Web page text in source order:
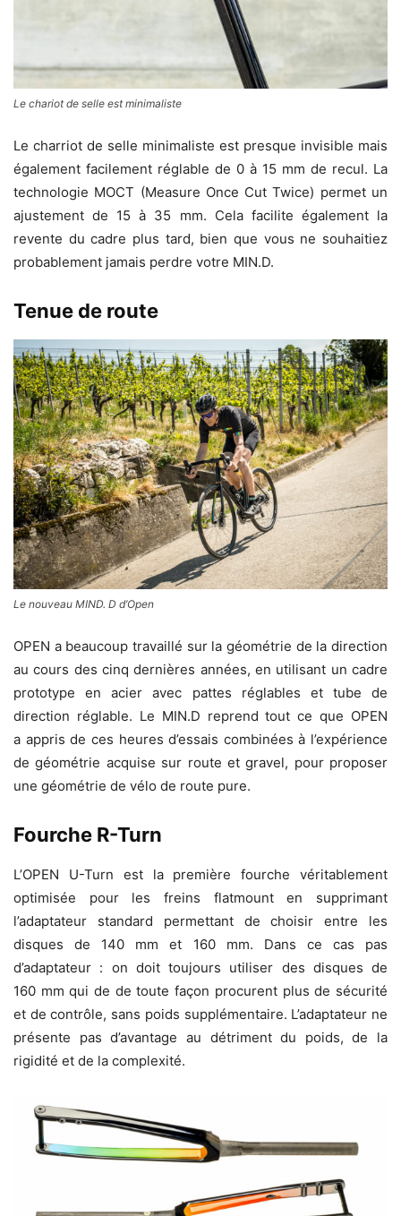
Le chariot de selle est minimaliste
Le charriot de selle minimaliste est presque invisible mais
également facilement réglable de 0 à 15 mm de recul. La
technologie MOCT (Measure Once Cut Twice) permet un
ajustement de 15 à 35 mm. Cela facilite également la
revente du cadre plus tard, bien que vous ne souhaitiez
probablement jamais perdre votre MIN.D.
Tenue de route
Le nouveau MIND. D d’Open
OPEN a beaucoup travaillé sur la géométrie de la direction
au cours des cinq dernières années, en utilisant un cadre
prototype en acier avec pattes réglables et tube de
direction réglable. Le MIN.D reprend tout ce que OPEN
a appris de ces heures d’essais combinées à l’expérience
de géométrie acquise sur route et gravel, pour proposer
une géométrie de vélo de route pure.
Fourche R-Turn
L’OPEN U-Turn est la première fourche véritablement
optimisée pour les freins flatmount en supprimant
l’adaptateur standard permettant de choisir entre les
disques de 140 mm et 160 mm. Dans ce cas pas
d’adaptateur : on doit toujours utiliser des disques de
160 mm qui de de toute façon procurent plus de sécurité
et de contrôle, sans poids supplémentaire. L’adaptateur ne
présente pas d’avantage au détriment du poids, de la
rigidité et de la complexité.